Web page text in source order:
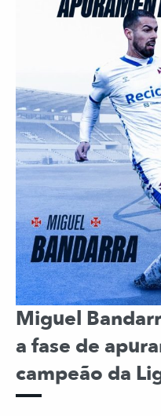
Miguel
a fase de
campeão da